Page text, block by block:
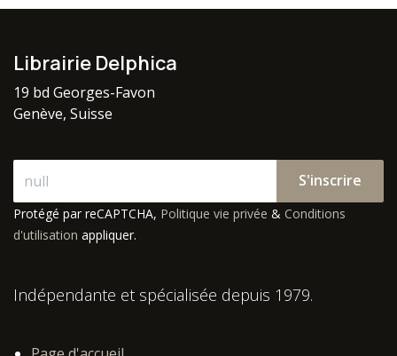
Librairie Delphica
19 bd Georges-Favon
Genève, Suisse
S'inscrire
Protégé par reCAPTCHA, Politique vie privée & Conditions
d'utilisation appliquer.
Indépendante et spécialisée depuis 1979.